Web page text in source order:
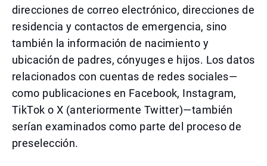
direcciones de correo electrónico, direcciones de
residencia y contactos de emergencia, sino
también la información de nacimiento y
ubicación de padres, cónyuges e hijos. Los datos
relacionados con cuentas de redes sociales—
como publicaciones en Facebook, Instagram,
TikTok o X (anteriormente Twitter)—también
serían examinados como parte del proceso de
preselección.